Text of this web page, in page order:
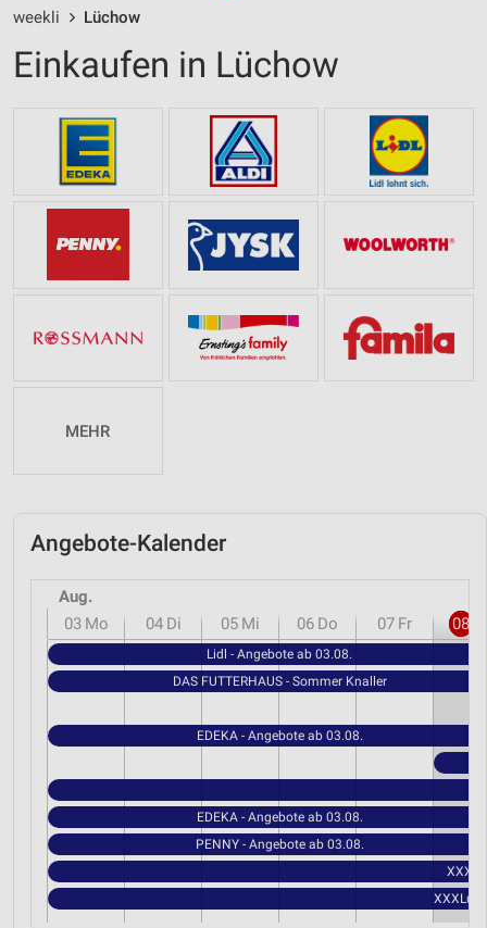
weekli Lüchow
Einkaufen in Lüchow
MEHR
Angebote-Kalender
Aug.
03 Mo 04 Di 05 Mi 06 Do 07 Fr 08
Lidl - Angebote ab 03.08.
DAS FUTTERHAUS - Sommer Knaller
EDEKA - Angebote ab 03.08.
EDEKA - Angebote ab 03.08.
PENNY - Angebote ab 03.08.
XXXLutz